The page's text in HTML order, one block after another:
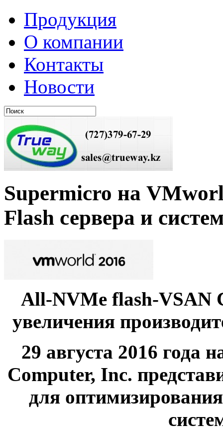
Продукция
О компании
Контакты
Новости
Supermicro на
Flash сервера и
All-NVMe flash-VSAN
увеличения
29 августа 2016 года
Computer, Inc.
для